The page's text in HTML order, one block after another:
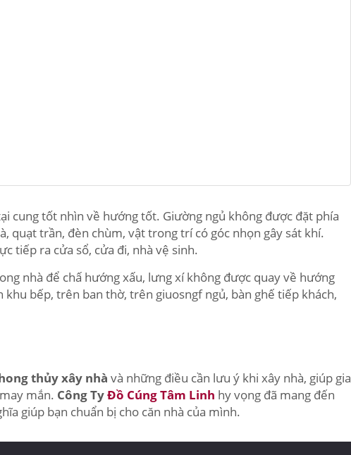
cung tốt nhìn về hướng tốt. Giường ngủ không được đặt phía
quạt trần, đèn chùm, vật trong trí có góc nhọn gây sát khí.
tiếp ra cửa sổ, cửa đi, nhà vệ sinh.
nhà để chấ hướng xấu, lưng xí không được quay về hướng
bếp, trên ban thờ, trên giuosngf ngủ, bàn ghế tiếp khách,
thủy xây nhà và những điều cần lưu ý khi xây nhà, giúp gia
mắn. Công TyĐồ Cúng Tâm Linh hy vọng đã mang đến
giúp bạn chuẩn bị cho căn nhà của mình.